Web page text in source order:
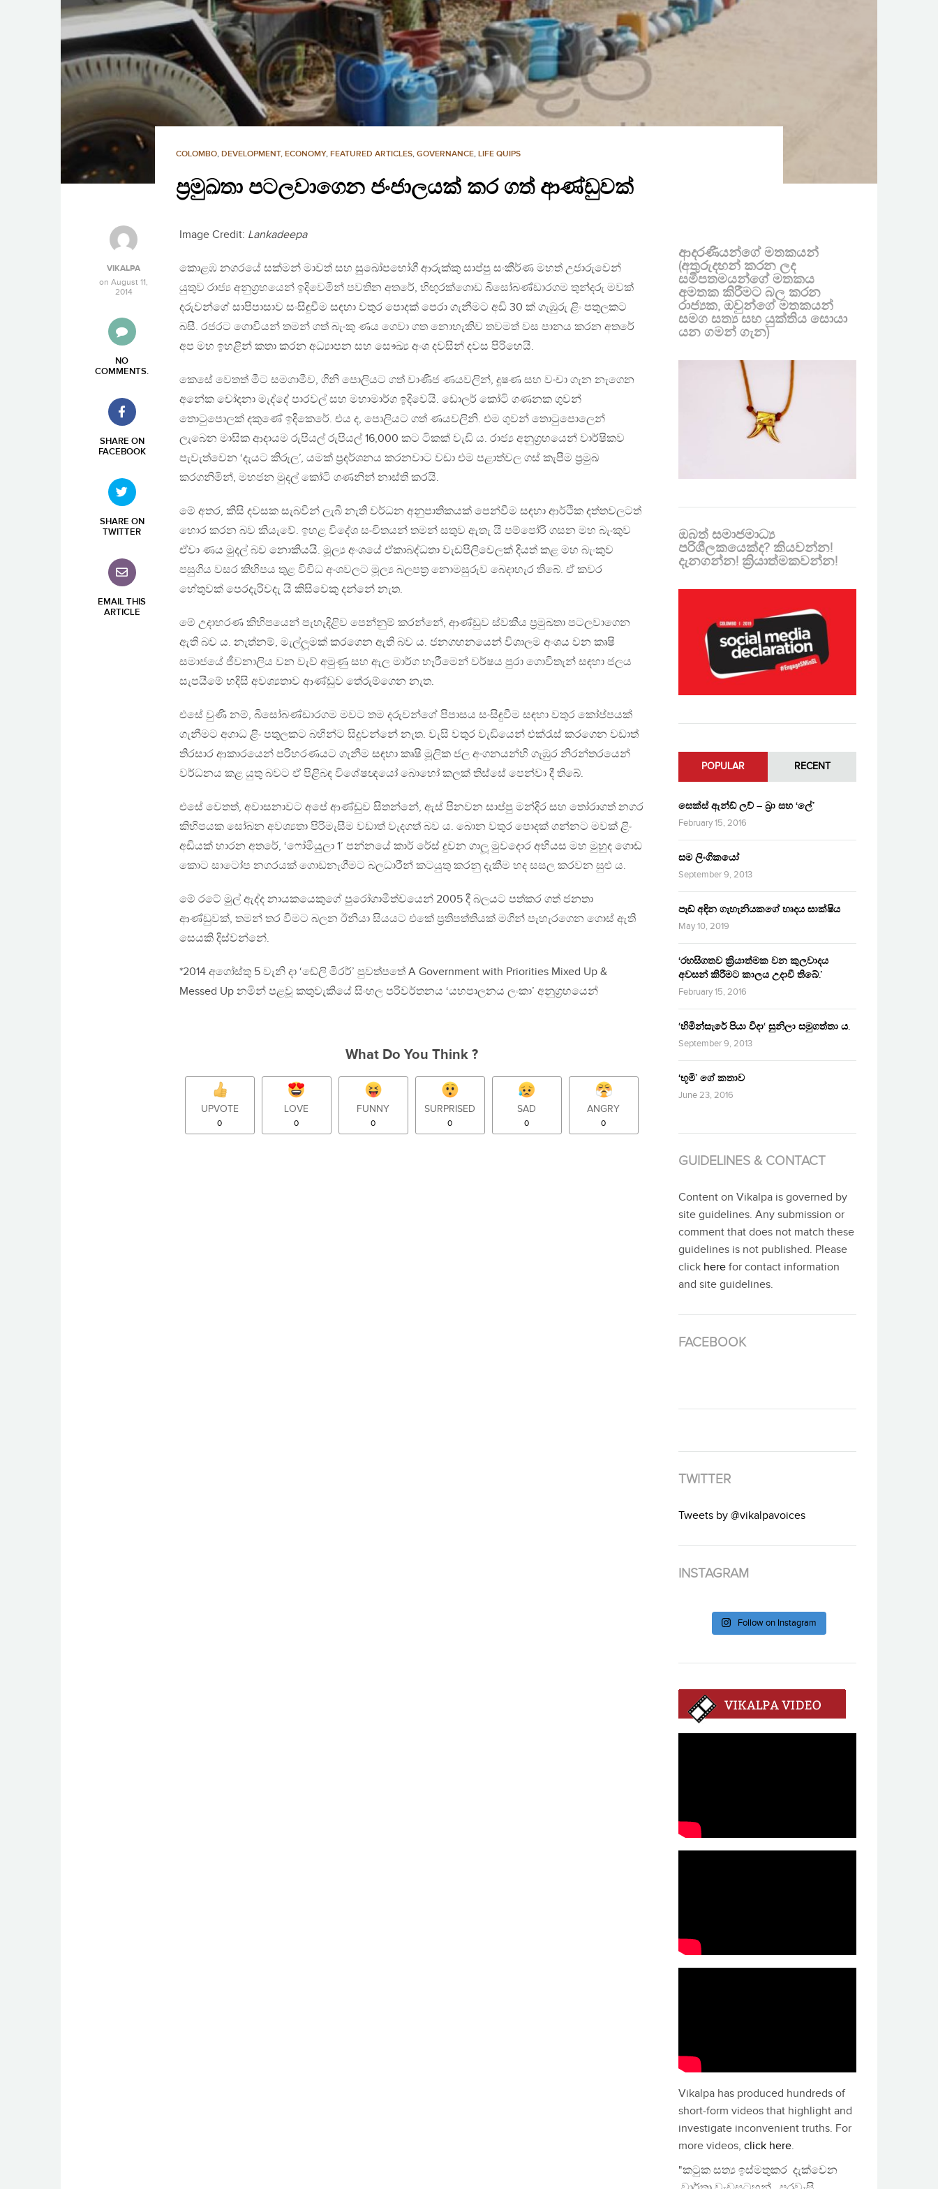
COLOMBO, DEVELOPMENT, ECONOMY, FEATURED ARTICLES, GOVERNANCE, LIFE QUIPS
ප‍්‍රමුඛතා පටලවාගෙන ජංජාලයක් කර ගත් ආණ්ඩුවක්
VIKALPA
on August 11,
2014
NO
COMMENTS.
SHARE ON
FACEBOOK
SHARE ON
TWITTER
EMAIL THIS
ARTICLE
Image Credit: Lankadeepa
කොළඹ නගරයේ සක්මන් මාවත් සහ සුඛෝපභෝගී ආරුක්කු සාප්පු සංකීර්ණ මහත් උජාරුවෙන්
යුතුව රාජ්‍ය අනුග‍්‍රහයෙන් ඉදිවෙමින් පවතින අතරේ, හිඟුරක්ගොඩ බිසෝබණ්ඩාරගම තුන්දරු මවක්
දරුවන්ගේ සාපිපාසාව සංසිඳුවීම සඳහා වතුර පොදක් පෙරා ගැනීමට අඩි 30 ක් ගැඹුරු ළිං පතුලකට
බසී. රජරට ගොවියන් තමන් ගත් බැංකු ණය ගෙවා ගත නොහැකිව තවමත් වස පානය කරන අතරේ
අප මහ ඉහළින් කතා කරන අධ්‍යාපන සහ සෞඛ්‍ය අංශ දවසින් දවස පිරිහෙයි.
කෙසේ වෙතත් මීට සමගාමීව, ගිනි පොලියට ගත් වාණිජ ණයවලින්, දූෂණ සහ වංචා ගැන නැගෙන
අනේක චෝදනා මැද්දේ පාරවල් සහ මහාමාර්ග ඉදිවෙයි. ඩොලර් කෝටි ගණනක ගුවන්
තොටුපොලක් දකුණේ ඉදිකෙරේ. එය ද, පොලියට ගත් ණයවලිනි. එම ගුවන් තොටුපොලෙන්
ලැබෙන මාසික ආදායම රුපියල් රුපියල් 16,000 කට ටිකක් වැඩි ය. රාජ්‍ය අනුග‍්‍රහයෙන් වාර්ෂිකව
පැවැත්වෙන ‘දැයට කිරුල’, යමක් ප‍්‍රදර්ශනය කරනවාට වඩා එම පළාත්වල ගස් කැපීම ප‍්‍රමුඛ
කරගනිමින්, මහජන මුදල් කෝටි ගණනින් නාස්ති කරයි.
මේ අතර, කිසි දවසක සැබවින් ලැබී නැති වර්ධන අනුපාතිකයක් පෙන්වීම සඳහා ආර්ථික දත්තවලටත්
හොර කරන බව කියැවේ. ඉහළ විදේශ සංචිතයන් තමන් සතුව ඇතැ යි පම්පෝරි ගසන මහ බැංකුව
ඒවා ණය මුදල් බව නොකියයි. මූල්‍ය අංශයේ ඒකාබද්ධතා වැඩපිලිවෙලක් දියත් කළ මහ බැංකුව
පසුගිය වසර කිහිපය තුළ විවිධ අංශවලට මූල්‍ය බලපත‍්‍ර නොමසුරුව බෙදාහැර තිබේ. ඒ කවර
හේතුවක් පෙරදැරිවදැ යි කිසිවෙකු දන්නේ නැත.
මේ උදාහරණ කිහිපයෙන් පැහැදිළිව පෙන්නුම් කරන්නේ, ආණ්ඩුව ස්වකීය ප‍්‍රමුඛතා පටලවාගෙන
ඇති බව ය. නැත්නම්, මැල්ලූමක් කරගෙන ඇති බව ය. ජනගහනයෙන් විශාලම අංශය වන කෘෂි
සමාජයේ ජීවනාලිය වන වැව් අමුණු සහ ඇල මාර්ග හෑරීමෙන් වර්ෂය පුරා ගොවිතැන් සඳහා ජලය
සැපයීමේ හදිසි අවශ්‍යතාව ආණ්ඩුව තේරුම්ගෙන නැත.
එසේ වුණි නම්, බිසෝබණ්ඩාරගම මවට තම දරුවන්ගේ පිපාසය සංසිඳුවීම සඳහා වතුර කෝප්පයක්
ගැනීමට අගාධ ළිං පතුලකට බහින්ට සිදුවන්නේ නැත. වැසි වතුර වැඩියෙන් එක්රැස් කරගෙන වඩාත්
තිරසාර ආකාරයෙන් පරිහරණයට ගැනීම සඳහා කෘෂි මූලික ජල අංගනයන්හි ගැඹුර නිරන්තරයෙන්
වර්ධනය කළ යුතු බවට ඒ පිළිබඳ විශේෂඥයෝ බොහෝ කලක් තිස්සේ පෙන්වා දී තිබේ.
එසේ වෙතත්, අවාසනාවට අපේ ආණ්ඩුව සිතන්නේ, ඇස් පිනවන සාප්පු මන්දිර සහ තෝරාගත් නගර
කිහිපයක සෝබන අවශ්‍යතා පිරිමැසීම වඩාත් වැදගත් බව ය. බොන වතුර පොදක් ගන්නට මවක් ළිං
අඩියක් හාරන අතරේ, ‘ෆෝමියුලා 1’ පන්නයේ කාර් රේස් දුවන ගාලූ මුවදොර අභියස මහ මුහුද ගොඩ
කොට සාටෝප නගරයක් ගොඩනැගීමට බලධාරීන් කටයුතු කරනු දැකීම හද සසල කරවන සුළු ය.
මේ රටේ මුල් ඇද්ද නායකයෙකුගේ පුරෝගාමීත්වයෙන් 2005 දී බලයට පත්කර ගත් ජනතා
ආණ්ඩුවක්, තමන් තර වීමට බලන ඊනියා සියයට එකේ ප‍්‍රතිපත්තියක් මගින් පැහැරගෙන ගොස් ඇති
සෙයකි දිස්වන්නේ.
*2014 අගෝස්තු 5 වැනි දා ‘ඬේලි මිරර්’ පුවත්පතේ A Government with Priorities Mixed Up &
Messed Up නමින් පළවූ කතුවැකියේ සිංහල පරිවර්තනය ‘යහපාලනය ලංකා’ අනුග‍්‍රහයෙන්
What Do You Think ?
UPVOTE
0
LOVE
0
FUNNY
0
SURPRISED
0
SAD
0
ANGRY
0
ආදරණීයන්ගේ මතකයන්
(අතුරුදහන් කරන ලද
සමීපතමයන්ගේ මතකය
අමතක කිරීමට බල කරන
රාජ්‍යක, ඔවුන්ගේ මතකයන්
සමග සත්‍ය සහ යුක්තිය සොයා
යන ගමන් ගැන)
ඔබත් සමාජමාධ්‍ය
පරිශීලකයෙක්ද? කියවන්න!
දැනගන්න! ක්‍රියාත්මකවන්න!
POPULAR RECENT
සෙක්ස් ඇන්ඩ් ලව් – බ්‍රා සහ ‘ලේ’
February 15, 2016
සම ලිංගිකයෝ
September 9, 2013
පෑඩ් අඳින ගැහැනියකගේ හෘදය සාක්ෂිය
May 10, 2019
‘රහසිගතව ක්‍රියාත්මක වන කුලවාදය
අවසන් කිරීමට කාලය උදාවී තිබේ.’
February 15, 2016
‘හිමින්සැරේ පියා විදා‘ සුනිලා සමුගත්තා ය.
September 9, 2013
‘භූමි’ ගේ කතාව
June 23, 2016
GUIDELINES & CONTACT
Content on Vikalpa is governed by
site guidelines. Any submission or
comment that does not match these
guidelines is not published. Please
click here for contact information
and site guidelines.
FACEBOOK
TWITTER
Tweets by @vikalpavoices
INSTAGRAM
Follow on Instagram
Vikalpa has produced hundreds of
short-form videos that highlight and
investigate inconvenient truths. For
more videos, click here.
"කටුක සත්‍ය ඉස්මතුකර දැක්වෙන